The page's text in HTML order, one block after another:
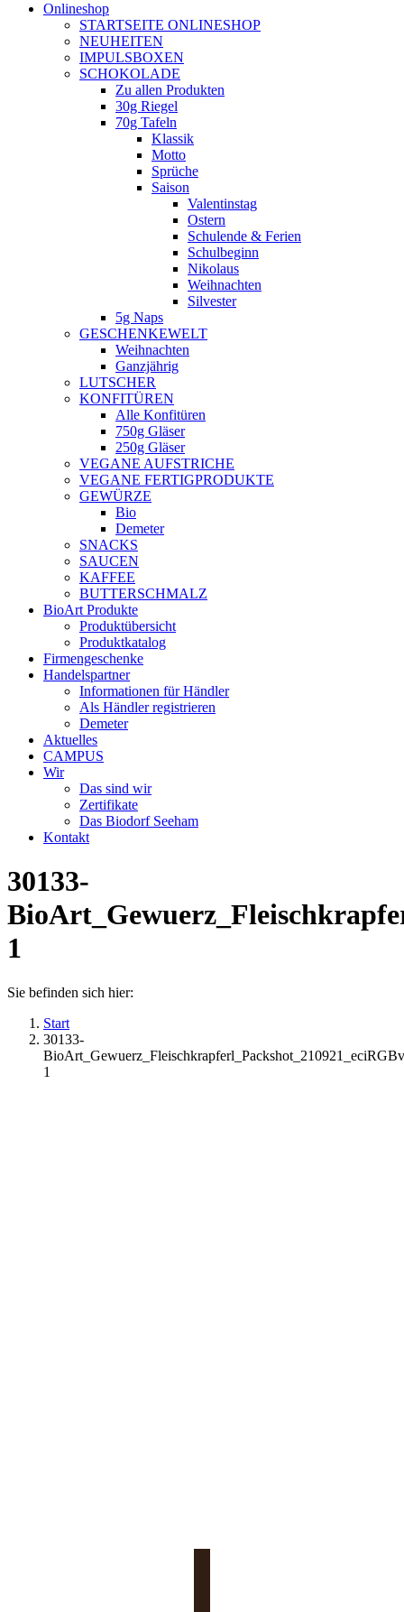
Onlineshop
STARTSEITE ONLINESHOP
NEUHEITEN
IMPULSBOXEN
SCHOKOLADE
Zu allen Produkten
30g Riegel
70g Tafeln
Klassik
Motto
Sprüche
Saison
Valentinstag
Ostern
Schulende & Ferien
Schulbeginn
Nikolaus
Weihnachten
Silvester
5g Naps
GESCHENKEWELT
Weihnachten
Ganzjährig
LUTSCHER
KONFITÜREN
Alle Konfitüren
750g Gläser
250g Gläser
VEGANE AUFSTRICHE
VEGANE FERTIGPRODUKTE
GEWÜRZE
Bio
Demeter
SNACKS
SAUCEN
KAFFEE
BUTTERSCHMALZ
BioArt Produkte
Produktübersicht
Produktkatalog
Firmengeschenke
Handelspartner
Informationen für Händler
Als Händler registrieren
Demeter
Aktuelles
CAMPUS
Wir
Das sind wir
Zertifikate
Das Biodorf Seeham
Kontakt
30133-
1
Sie befinden sich hier:
Start
30133-
1